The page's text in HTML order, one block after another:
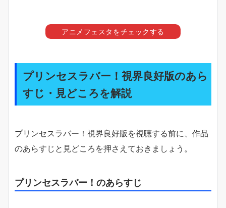
アニメフェスタをチェックする
プリンセスラバー！視界良好版のあら
すじ・見どころを解説
プリンセスラバー！視界良好版を視聴する前に、作品
のあらすじと見どころを押さえておきましょう。
プリンセスラバー！のあらすじ